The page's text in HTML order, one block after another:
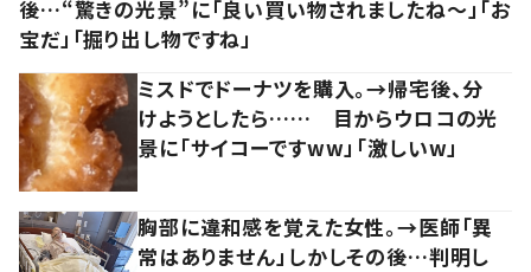
後…“驚きの光景”に「良い買い物されましたね～」「お
宝だ」「掘り出し物ですね」
ミスドでドーナツを購入。→帰宅後、分
けようとしたら…… 目からウロコの光
景に「サイコーですww」「激しいw」
胸部に違和感を覚えた女性。→医師「異
常はありません」しかしその後…判明し